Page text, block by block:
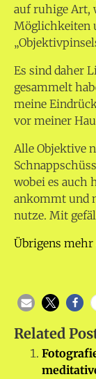
auf ruhige Art,
Möglichkeiten
Es sind daher
gesammelt
meine
vor meiner
Alle Objektive
wobei es auch
ankommt und
nutze. Mit
Übrigens mehr
Related